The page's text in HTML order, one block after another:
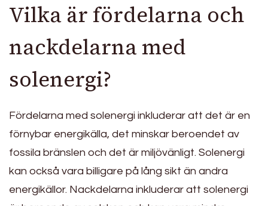
Vilka är fördelarna och
nackdelarna med
solenergi?
Fördelarna med solenergi inkluderar att det är en
förnybar energikälla, det minskar beroendet av
fossila bränslen och det är miljövänligt. Solenergi
kan också vara billigare på lång sikt än andra
energikällor. Nackdelarna inkluderar att solenergi